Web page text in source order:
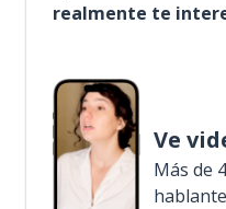
realmente te
Ve
Más de